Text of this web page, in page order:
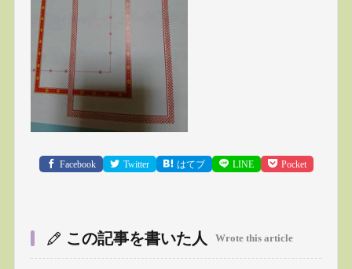
Facebook Twitter はてブ LINE Pocket
この記事を書いた人 Wrote this article